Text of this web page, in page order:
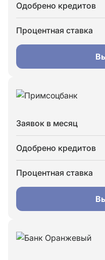
Одобрено кредитов
Процентная ставка
Заявок в месяц
Одобрено кредитов
Процентная ставка